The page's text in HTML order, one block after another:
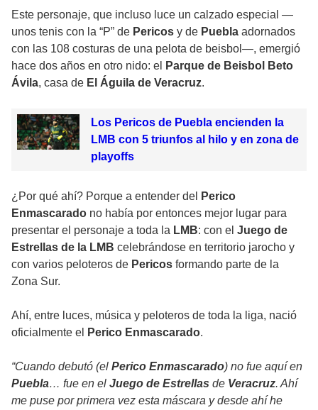
Este personaje, que incluso luce un calzado especial —
unos tenis con la “P” de Pericos y de Puebla adornados
con las 108 costuras de una pelota de beisbol—, emergió
hace dos años en otro nido: el
Parque de Beisbol Beto
Ávila, casa de El Águila de Veracruz.
Los Pericos de Puebla encienden la
LMB con 5 triunfos al hilo y en zona de
playoffs
¿Por qué ahí? Porque a entender del
Perico
Enmascarado no había por entonces mejor lugar para
presentar el personaje a toda la LMB: con el Juego de
Estrellas de la LMB celebrándose en territorio jarocho y
con varios peloteros de Pericos formando parte de la
Zona Sur.
Ahí, entre luces, música y peloteros de toda la liga, nació
oficialmente el
Perico Enmascarado.
“Cuando debutó (el Perico Enmascarado) no fue aquí en
Puebla… fue en el Juego de Estrellas de Veracruz. Ahí
me puse por primera vez esta máscara y desde ahí he